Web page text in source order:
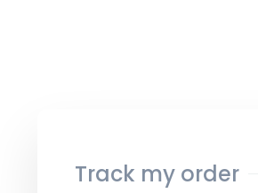
Track my order